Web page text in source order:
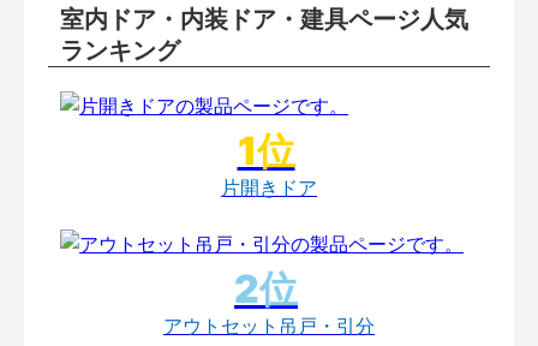
室内ドア・内装ドア・建具ページ人気
ランキング
片開きドア
アウトセット吊戸・引分